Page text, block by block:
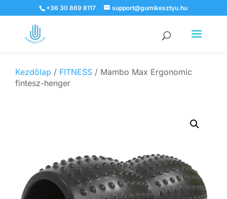
+36 30 869 8117 support@gumikesztyu.hu
Products
search
Kezdőlap / FITNESS / Mambo Max Ergonomic
fintesz-henger